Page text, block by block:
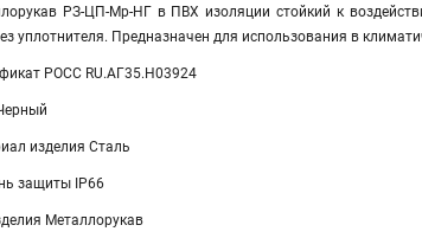
РЗ-ЦП-Мр-НГ в ПВХ изоляции стойкий к
уплотнителя. Предназначен для использования в
POCC RU.АГ35.H03924
изделия Сталь
защиты IP66
Металлорукав